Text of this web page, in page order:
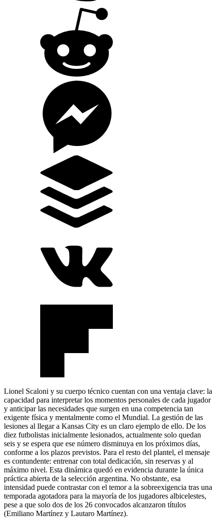
Lionel Scaloni y su cuerpo técnico cuentan con una ventaja clave: la
capacidad para interpretar los momentos personales de cada jugador
y anticipar las necesidades que surgen en una competencia tan
exigente física y mentalmente como el Mundial. La gestión de las
lesiones al llegar a Kansas City es un claro ejemplo de ello. De los
diez futbolistas inicialmente lesionados, actualmente solo quedan
seis y se espera que ese número disminuya en los próximos días,
conforme a los plazos previstos. Para el resto del plantel, el mensaje
es contundente: entrenar con total dedicación, sin reservas y al
máximo nivel. Esta dinámica quedó en evidencia durante la única
práctica abierta de la selección argentina. No obstante, esa
intensidad puede contrastar con el temor a la sobreexigencia tras una
temporada agotadora para la mayoría de los jugadores albicelestes,
pese a que solo dos de los 26 convocados alcanzaron títulos
(Emiliano Martínez y Lautaro Martínez).